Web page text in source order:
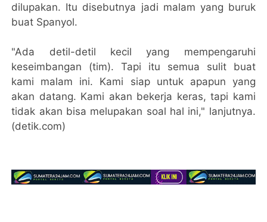
dilupakan. Itu disebutnya jadi malam yang buruk
buat Spanyol.
"Ada detil-detil kecil yang mempengaruhi
keseimbangan (tim). Tapi itu semua sulit buat
kami malam ini. Kami siap untuk apapun yang
akan datang. Kami akan bekerja keras, tapi kami
tidak akan bisa melupakan soal hal ini," lanjutnya.
(detik.com)